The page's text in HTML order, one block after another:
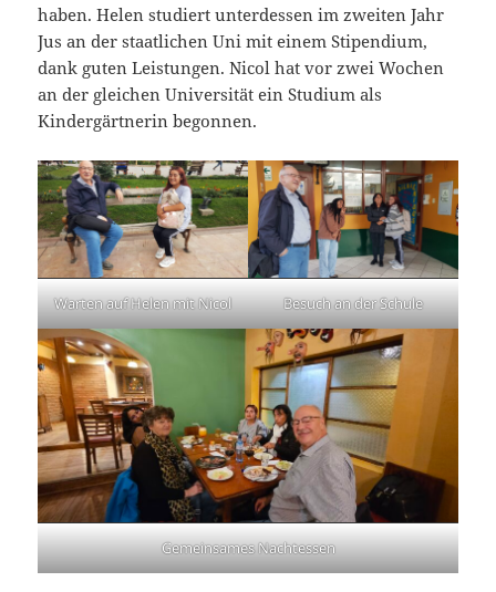
haben. Helen studiert unterdessen im zweiten Jahr
Jus an der staatlichen Uni mit einem Stipendium,
dank guten Leistungen. Nicol hat vor zwei Wochen
an der gleichen Universität ein Studium als
Kindergärtnerin begonnen.
Warten auf Helen mit Nicol Besuch an der Schule
Gemeinsames Nachtessen